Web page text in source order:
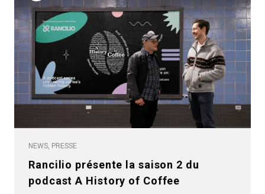
NEWS, PRESSE
Rancilio présente la saison 2 du
podcast A History of Coffee
Politique de confidentialité